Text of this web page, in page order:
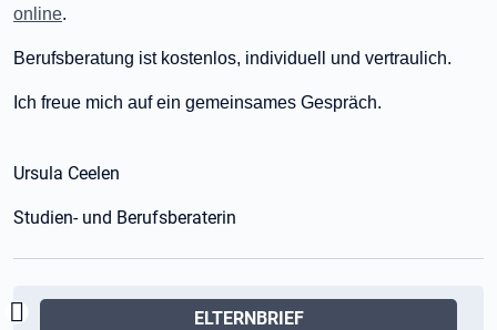
online.
Berufsberatung ist kostenlos, individuell und vertraulich.
Ich freue mich auf ein gemeinsames Gespräch.
Ursula Ceelen
Studien- und Berufsberaterin
Wichtig: ELTERNBRIEF